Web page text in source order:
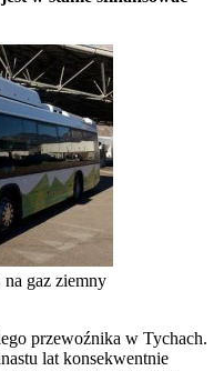
gaz ziemny
przewoźnika w Tychach.
lat konsekwentnie